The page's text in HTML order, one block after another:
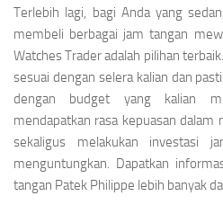
Terlebih lagi, bagi Anda yang
membeli berbagai jam tangan
Watches Trader adalah pilihan
sesuai dengan selera kalian dan
dengan budget yang kalian
mendapatkan rasa kepuasan dalam
sekaligus melakukan investasi
menguntungkan. Dapatkan
tangan Patek Philippe lebih banyak